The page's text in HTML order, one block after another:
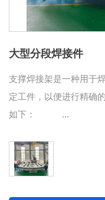
大型分段焊接件
支撑焊接架是一种用于
定工件，以便进行精确
如下： ...